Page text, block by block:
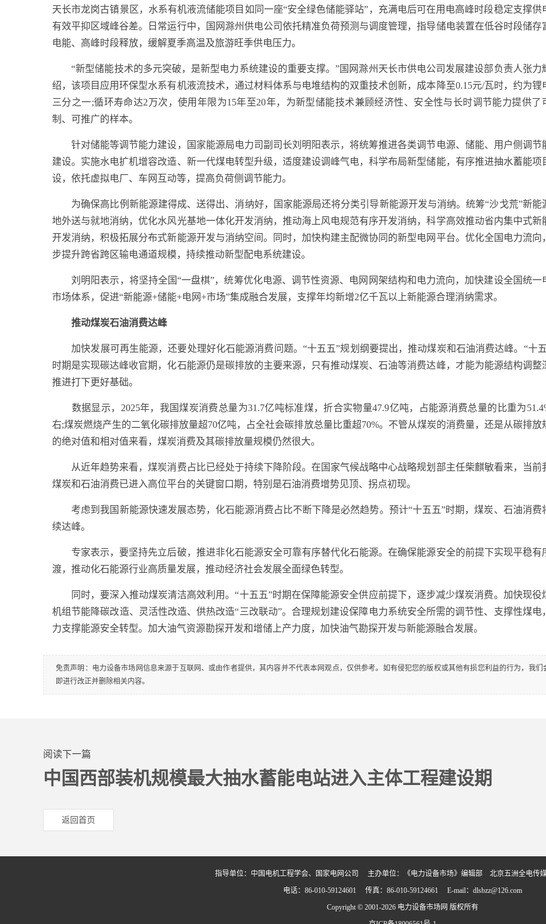
天长市龙岗古镇景区，水系有机液流储能项目如同一座“安全绿色储能驿站”，充满电后可在用电高峰时段稳定支撑供
有效平抑区域峰谷差。日常运行中，国网滁州供电公司依托精准负荷预测与调度管理，指导储电装置在低谷时段储存
电能、高峰时段释放，缓解夏季高温及旅游旺季供电压力。
“新型储能技术的多元突破，是新型电力系统建设的重要支撑。”国网滁州天长市供电公司发展建设部负责人张力
绍，该项目应用环保型水系有机液流技术，通过材料体系与电堆结构的双重技术创新，成本降至0.15元/瓦时，约为锂
三分之一;循环寿命达2万次，使用年限为15年至20年，为新型储能技术兼顾经济性、安全性与长时调节能力提供了
制、可推广的样本。
针对储能等调节能力建设，国家能源局电力司副司长刘明阳表示，将统筹推进各类调节电源、储能、用户侧调节
建设。实施水电扩机增容改造、新一代煤电转型升级，适度建设调峰气电，科学布局新型储能，有序推进抽水蓄能项
设，依托虚拟电厂、车网互动等，提高负荷侧调节能力。
为确保高比例新能源建得成、送得出、消纳好，国家能源局还将分类引导新能源开发与消纳。统筹“沙戈荒”新能
地外送与就地消纳，优化水风光基地一体化开发消纳，推动海上风电规范有序开发消纳，科学高效推动省内集中式新
开发消纳，积极拓展分布式新能源开发与消纳空间。同时，加快构建主配微协同的新型电网平台。优化全国电力流向
步提升跨省跨区输电通道规模，持续推动新型配电系统建设。
刘明阳表示，将坚持全国“一盘棋”，统筹优化电源、调节性资源、电网网架结构和电力流向，加快建设全国统一
市场体系，促进“新能源+储能+电网+市场”集成融合发展，支撑年均新增2亿千瓦以上新能源合理消纳需求。
推动煤炭石油消费达峰
加快发展可再生能源，还要处理好化石能源消费问题。“十五五”规划纲要提出，推动煤炭和石油消费达峰。“十
时期是实现碳达峰收官期，化石能源仍是碳排放的主要来源，只有推动煤炭、石油等消费达峰，才能为能源结构调整
推进打下更好基础。
数据显示，2025年，我国煤炭消费总量为31.7亿吨标准煤，折合实物量47.9亿吨，占能源消费总量的比重为
右;煤炭燃烧产生的二氧化碳排放量超70亿吨，占全社会碳排放总量比重超70%。不管从煤炭的消费量，还是从碳排放
的绝对值和相对值来看，煤炭消费及其碳排放量规模仍然很大。
从近年趋势来看，煤炭消费占比已经处于持续下降阶段。在国家气候战略中心战略规划部主任柴麒敏看来，当前
煤炭和石油消费已进入高位平台的关键窗口期，特别是石油消费增势见顶、拐点初现。
考虑到我国新能源快速发展态势，化石能源消费占比不断下降是必然趋势。预计“十五五”时期，煤炭、石油消费
续达峰。
专家表示，要坚持先立后破，推进非化石能源安全可靠有序替代化石能源。在确保能源安全的前提下实现平稳有
渡，推动化石能源行业高质量发展，推动经济社会发展全面绿色转型。
同时，要深入推动煤炭清洁高效利用。“十五五”时期在保障能源安全供应前提下，逐步减少煤炭消费。加快现役
机组节能降碳改造、灵活性改造、供热改造“三改联动”。合理规划建设保障电力系统安全所需的调节性、支撑性煤电
力支撑能源安全转型。加大油气资源勘探开发和增储上产力度，加快油气勘探开发与新能源融合发展。
免责声明：电力设备市场网信息来源于互联网、或由作者提供，其内容并不代表本网观点，仅供参考。如有侵犯您的版权或其他有损您利益的行为，我们
即进行改正并删除相关内容。
阅读下一篇
中国西部装机规模最大抽水蓄能电站进入主体工程建设期
返回首页
指导单位：中国电机工程学会、国家电网公司 主办单位：《电力设备市场》编辑部 北京五洲全电传
电话：86-010-59124601 传真：86-010-59124661 E-mail：dlsbzz@126.com
Copyright © 2001-2026 电力设备市场网 版权所有